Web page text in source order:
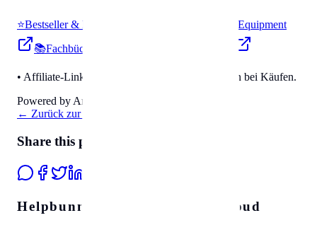
⭐Bestseller & Favoriten
Profi-Werkzeug & Equipment
📚Fachbücher & Guides
• Affiliate-Link: Wir erhalten eine kleine Provision bei Käufen.
Powered by Amazon 🛒
← Zurück zur Übersicht
Share this page
Helpbunny.com Travel SEO Cloud